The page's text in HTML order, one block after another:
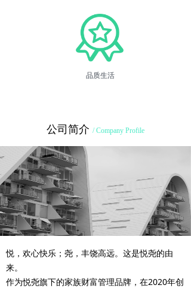
品质生活
公司简介 / Company Profile
悦，欢心快乐；尧，丰饶高远。这是悦尧的由
来。
作为悦尧旗下的家族财富管理品牌，在2020年创